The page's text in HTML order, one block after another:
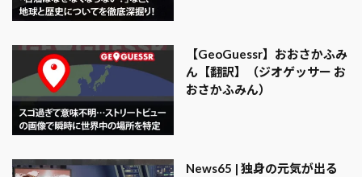
【GeoGuessr】おおさかふみ
ん【翻訳】（ジオゲッサー お
おさかふみん）
News65 | 独身の元気が出る